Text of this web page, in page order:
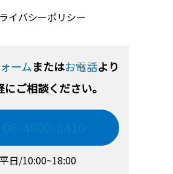
イバシーポリシー
ームまたはお電話より
にご相談ください。
平日/10:00~18:00